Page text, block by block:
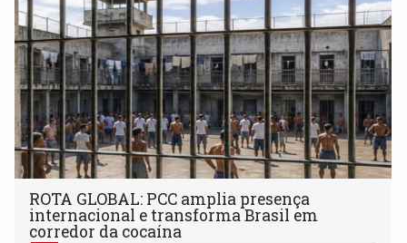
ROTA GLOBAL: PCC amplia presença
internacional e transforma Brasil em
corredor da cocaína